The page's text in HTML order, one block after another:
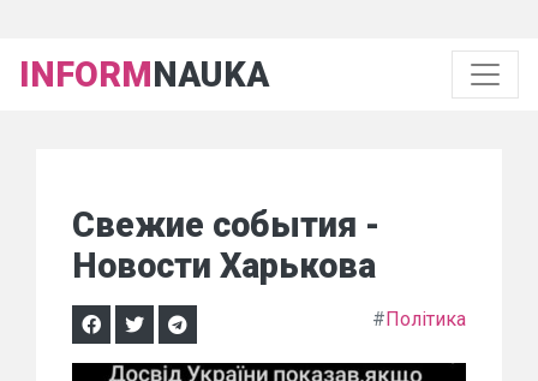
INFORMNAUKA
Свежие события -
Новости Харькова
#Політика